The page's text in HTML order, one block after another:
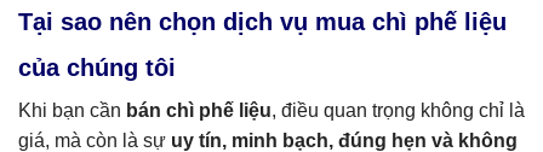
Tại sao nên chọn dịch vụ mua chì phế liệu
của chúng tôi
Khi bạn cần bán chì phế liệu, điều quan trọng không chỉ là
giá, mà còn là sự uy tín, minh bạch, đúng hẹn và không